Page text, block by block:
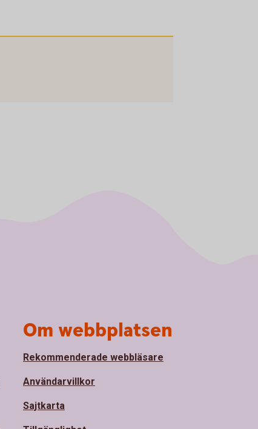
Om webbplatsen
Rekommenderade webbläsare
Användarvillkor
Sajtkarta